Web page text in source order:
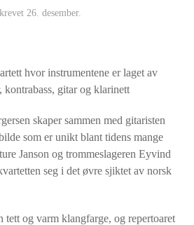
26. desember.
hvor instrumentene er laget av
kontrabass, gitar og klarinett
skaper sammen med gitaristen
som er unikt blant tidens mange
Janson og trommeslageren Eyvind
seg i det øvre sjiktet av norsk
tett og varm klangfarge, og repertoaret